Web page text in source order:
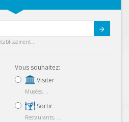
Vous souhaitez:
Visiter
Musées, ...
Sortir
Restaurants, ...